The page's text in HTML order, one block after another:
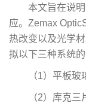
本文旨在说
应。Zemax
热改变以及光学
拟以下三种系统的
（1）平板玻
（2）库克三